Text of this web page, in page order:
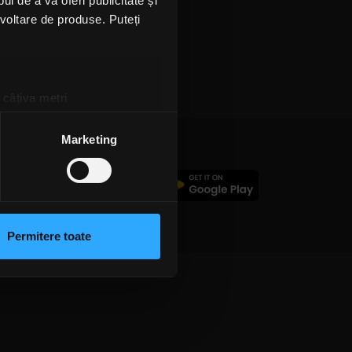
de produse. Puteți
metri
la
secțiunea cu detalii
cu privire la modul în
urma folosirii serviciilor
Marketing
Permitere toate